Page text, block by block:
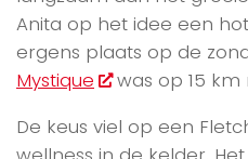
Anita op het idee een
ergens plaats op de
Mystique
was op 15 km
De keus viel op een